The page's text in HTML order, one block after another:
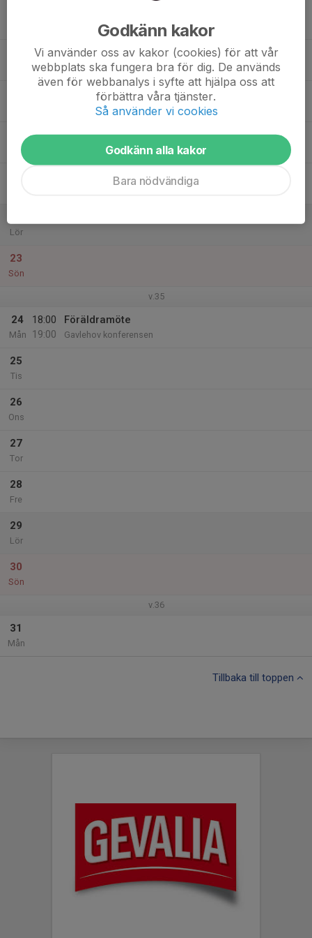
Tor
Lör
23
Sön
v.35
24
Mån
18:00
19:00
Föräldramöte
Gavlehov konferensen
25
Tis
26
Ons
27
Tor
28
Fre
29
Lör
30
Sön
v.36
31
Mån
Tillbaka till toppen
Godkänn kakor
Vi använder oss av kakor (cookies) för att vår
webbplats ska fungera bra för dig. De används
även för webbanalys i syfte att hjälpa oss att
förbättra våra tjänster.
Så använder vi cookies
Godkänn alla kakor
Bara nödvändiga